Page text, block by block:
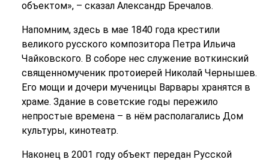
объектом», – сказал Александр Бречалов.
Напомним, здесь в мае 1840 года крестили
великого русского композитора Петра Ильича
Чайковского. В соборе нес служение воткинский
священномученик протоиерей Николай Чернышев.
Его мощи и дочери мученицы Варвары хранятся в
храме. Здание в советские годы пережило
непростые времена – в нём располагались Дом
культуры, кинотеатр.
Наконец в 2001 году объект передан Русской